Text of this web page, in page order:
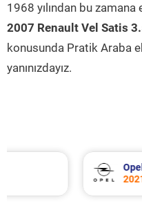
1968 yılından bu
2007 Renault Vel Satis
konusunda Pratik Araba
yanınızdayız.
Opel Astra
2021 Model